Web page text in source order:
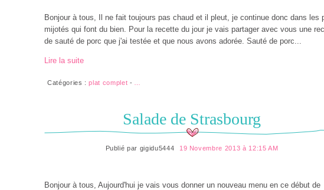
Bonjour à tous, Il ne fait toujours pas chaud et il pleut, je continue donc dans les
mijotés qui font du bien. Pour la recette du jour je vais partager avec vous une
de sauté de porc que j'ai testée et que nous avons adorée. Sauté de porc...
Lire la suite
Catégories :plat complet -
Salade de Strasbourg
Publié par gigidu5444 19 Novembre 2013 à 12:15 AM
Bonjour à tous, Aujourd'hui je vais vous donner un nouveau menu en ce début de